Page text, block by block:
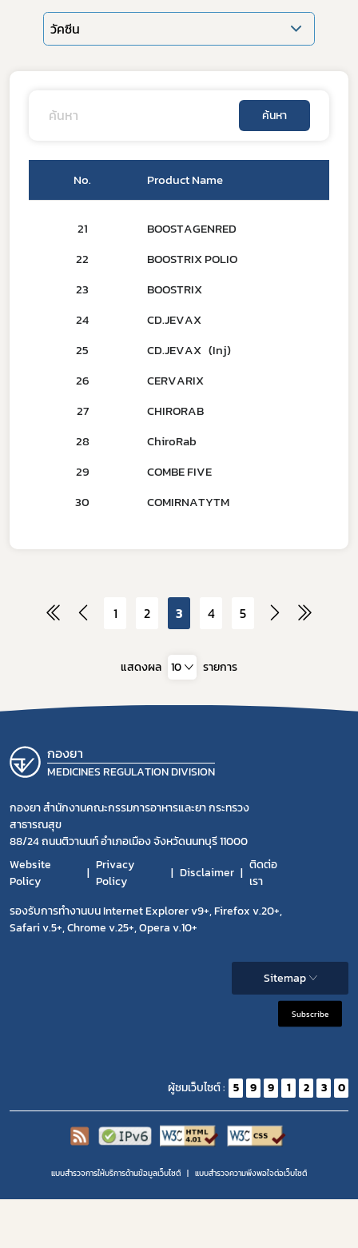
วัคซีน
ค้นหา
No. Product Name
21
BOOSTAGENRED
22
BOOSTRIX POLIO
23
BOOSTRIX
24
CD.JEVAX
25
CD.JEVAX (Inj)
26
CERVARIX
27
CHIRORAB
28
ChiroRab
29
COMBE FIVE
30
COMIRNATYTM
1 2 3 4 5
แสดงผล 10 รายการ
กองยา
MEDICINES REGULATION DIVISION
กองยา สำนักงานคณะกรรมการอาหารและยา กระทรวง
สาธารณสุข
88/24 ถนนติวานนท์ อำเภอเมือง จังหวัดนนทบุรี 11000
Website
Policy
Privacy
Policy
Disclaimer
ติดต่อ
เรา
รองรับการทำงานบน Internet Explorer v9+, Firefox v.20+,
Safari v.5+, Chrome v.25+, Opera v.10+
Sitemap
Subscribe
ผู้ชมเว็บไซต์ : 5 9 9 1 2 3 0
แบบสำรวจการให้บริการด้านข้อมูลเว็บไซต์ แบบสำรวจความพีงพอใจต่อเว็บไซต์
Subscribe
เลือกหัวข้อที่ท่านต้องการ Subscribe
ดาวรุ่ง